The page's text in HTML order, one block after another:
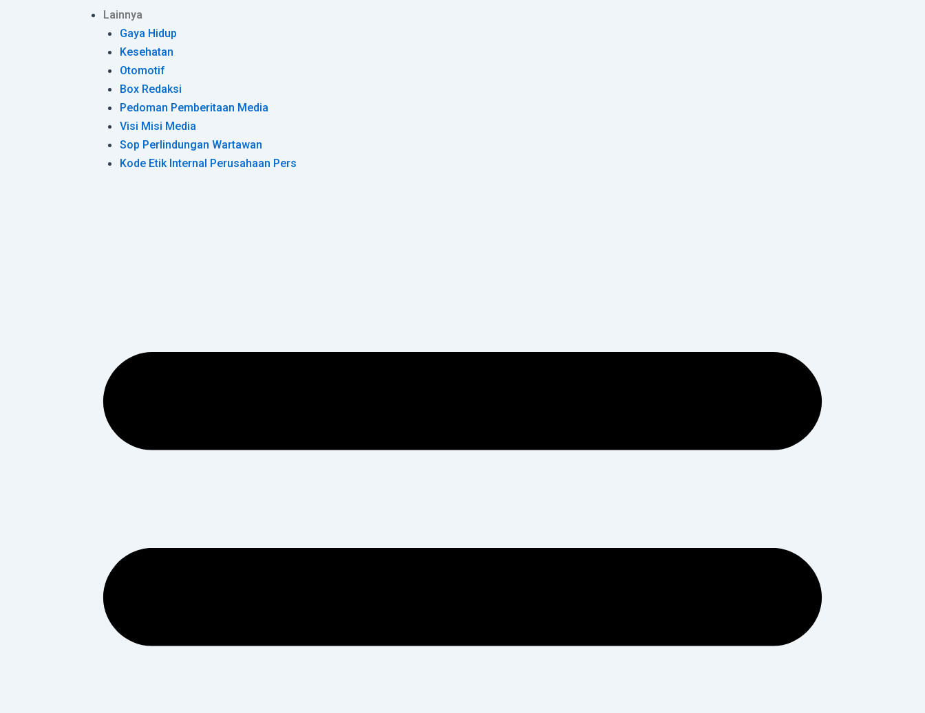
Lainnya
Gaya Hidup
Kesehatan
Otomotif
Box Redaksi
Pedoman Pemberitaan Media
Visi Misi Media
Sop Perlindungan Wartawan
Kode Etik Internal Perusahaan Pers